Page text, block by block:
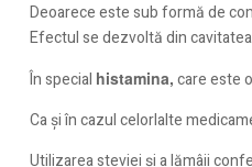
Deoarece este sub formă de
Efectul se dezvoltă din
În special histamina, care este
Ca și în cazul celorlalte
Utilizarea steviei și a lămâii